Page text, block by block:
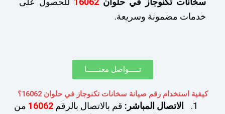
خدمات مضمونة وسريعة.
تـــــواصل معنــــــا
كيفية استخدام رقم صيانة سخانات تكنوجاز في حلوان 16062؟
الاتصال المباشر: قم بالاتصال بالرقم 16062 من